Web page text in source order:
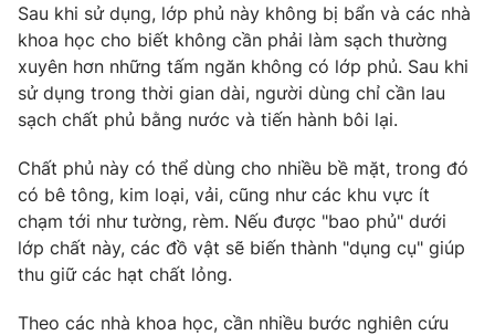
VTV Sức khoẻ Bất động sản
Thị trường 24h Tấm lòng Việt
VTV4 Vươn mình bằng AI
VTV9 VTV8
Liên hệ tòa soạn English
Sau khi sử dụng, lớp phủ này không bị bẩn và các nhà
khoa học cho biết không cần phải làm sạch thường
xuyên hơn những tấm ngăn không có lớp phủ. Sau khi
sử dụng trong thời gian dài, người dùng chỉ cần lau
sạch chất phủ bằng nước và tiến hành bôi lại.
Chất phủ này có thể dùng cho nhiều bề mặt, trong đó
có bê tông, kim loại, vải, cũng như các khu vực ít
chạm tới như tường, rèm. Nếu được "bao phủ" dưới
lớp chất này, các đồ vật sẽ biến thành "dụng cụ" giúp
thu giữ các hạt chất lỏng.
Theo các nhà khoa học, cần nhiều bước nghiên cứu